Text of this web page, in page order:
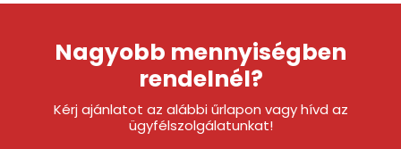
Nagyobb mennyiségben
rendelnél?
Kérj ajánlatot az alábbi űrlapon vagy hívd az
ügyfélszolgálatunkat!